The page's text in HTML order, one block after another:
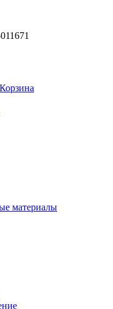
Корзина
материалы